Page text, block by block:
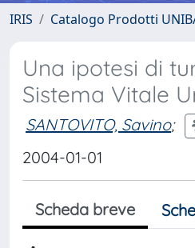
IRIS Catalogo Prodotti
Una ipotesi di
Sistema Vitale
SANTOVITO, Savino;
2004-01-01
Scheda breve